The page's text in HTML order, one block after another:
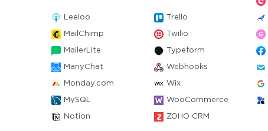
Leeloo Trello
MailChimp Twilio
MailerLite Typeform
ManyChat Webhooks
Monday.com Wix
MySQL WooCommerce
Notion ZOHO CRM